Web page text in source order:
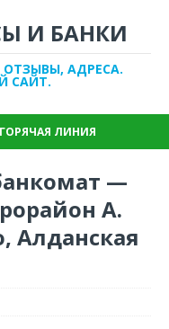
И БАНКИ
АДРЕСА.
САЙТ.
ГОРЯЧАЯ ЛИНИЯ
—
А.
Алданская